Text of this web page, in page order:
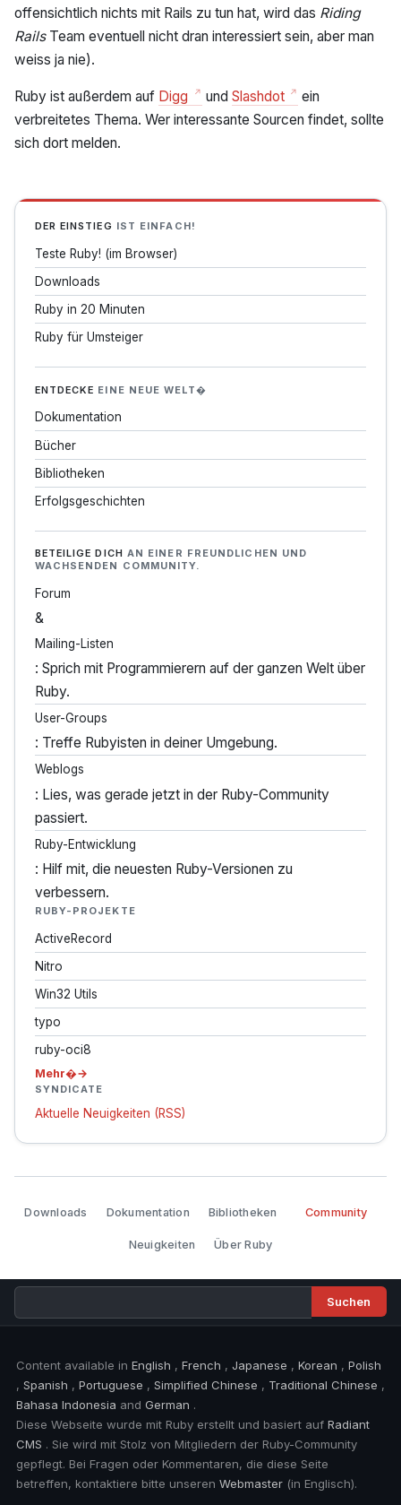
offensichtlich nichts mit Rails zu tun hat, wird das Riding
Rails Team eventuell nicht dran interessiert sein, aber man
weiss ja nie).
Ruby ist außerdem auf Digg und Slashdot
ein
verbreitetes Thema. Wer interessante Sourcen findet, sollte
sich dort melden.
DER EINSTIEG IST EINFACH!
Teste Ruby! (im Browser)
Downloads
Ruby in 20 Minuten
Ruby für Umsteiger
ENTDECKE EINE NEUE WELT�
Dokumentation
Bücher
Bibliotheken
Erfolgsgeschichten
BETEILIGE DICH AN EINER FREUNDLICHEN UND
WACHSENDEN COMMUNITY.
Forum
&
Mailing-Listen
: Sprich mit Programmierern auf der ganzen Welt über
Ruby.
User-Groups
: Treffe Rubyisten in deiner Umgebung.
Weblogs
: Lies, was gerade jetzt in der Ruby-Community
passiert.
Ruby-Entwicklung
: Hilf mit, die neuesten Ruby-Versionen zu
verbessern.
RUBY-PROJEKTE
ActiveRecord
Nitro
Win32 Utils
typo
ruby-oci8
Mehr�
SYNDICATE
Aktuelle Neuigkeiten (RSS)
Downloads Dokumentation Bibliotheken Community
Neuigkeiten Über Ruby
Content available in English , French , Japanese , Korean , Polish
, Spanish , Portuguese , Simplified Chinese , Traditional Chinese ,
Bahasa Indonesia and German .
Diese Webseite wurde mit Ruby erstellt und basiert auf Radiant
CMS . Sie wird mit Stolz von Mitgliedern der Ruby-Community
gepflegt. Bei Fragen oder Kommentaren, die diese Seite
betreffen, kontaktiere bitte unseren Webmaster (in Englisch).